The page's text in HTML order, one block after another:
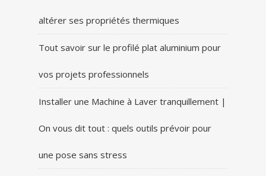
altérer ses propriétés thermiques
Tout savoir sur le profilé plat aluminium pour
vos projets professionnels
Installer une Machine à Laver tranquillement |
On vous dit tout : quels outils prévoir pour
une pose sans stress